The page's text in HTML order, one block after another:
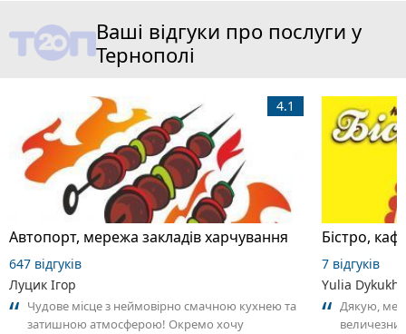
Ваші відгуки про послуги у
Тернополі
Автопорт, мережа закладів харчування
4.1
647 відгуків
Луцик Ігор
Чудове місце з неймовірно смачною кухнею та
затишною атмосферою! Окремо хочу
Бістро,
7 відгуків
Yulia
Дякую,